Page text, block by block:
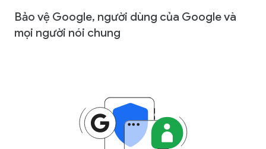
Bảo vệ Google, người dùng của Google và
mọi người nói chung